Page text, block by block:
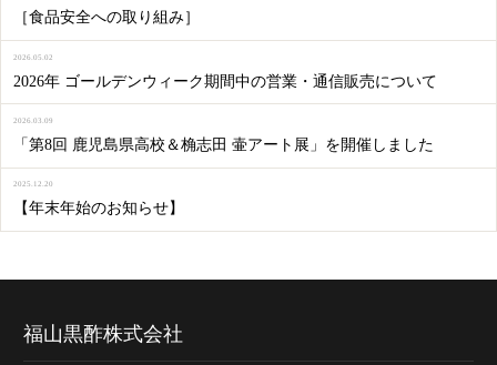
［食品安全への取り組み］
2026年 ゴールデンウィーク期間中の営業・通信販売について
2026.05.02
「第8回 鹿児島県高校＆桷志田 壷アート展」を開催しました
2026.03.09
【年末年始のお知らせ】
2025.12.20
福山黒酢株式会社